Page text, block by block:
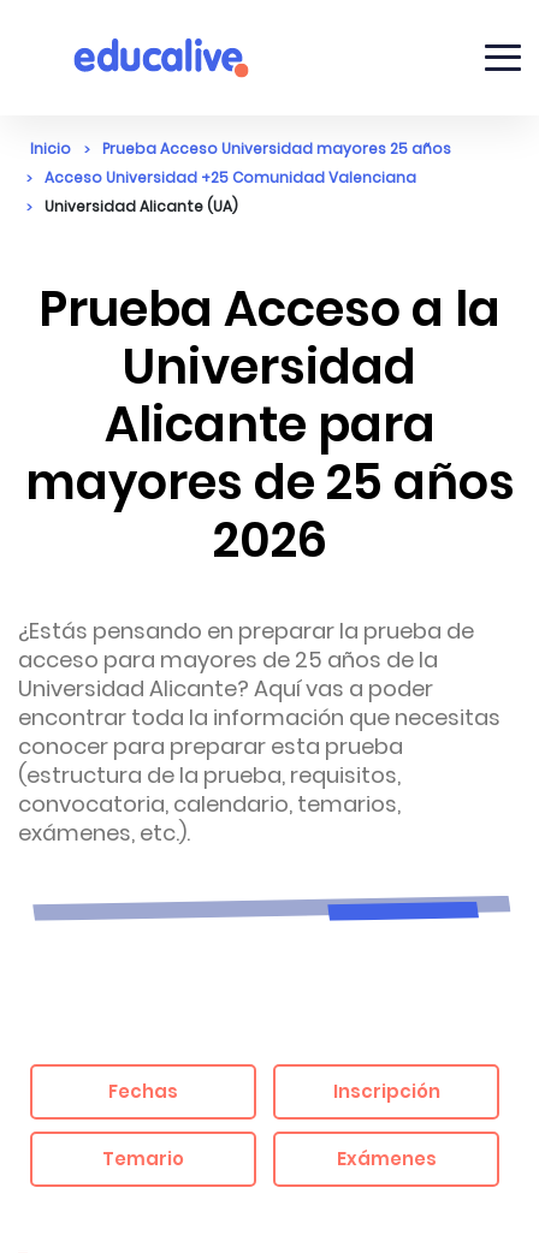
Inicio
Prueba Acceso Universidad mayores 25 años
Acceso Universidad +25 Comunidad Valenciana
Universidad Alicante (UA)
Prueba Acceso a la
Universidad
Alicante para
mayores de 25 años
2026
¿Estás pensando en preparar la prueba de
acceso para mayores de 25 años de la
Universidad Alicante? Aquí vas a poder
encontrar toda la información que necesitas
conocer para preparar esta prueba
(estructura de la prueba, requisitos,
convocatoria, calendario, temarios,
exámenes, etc.).
Fechas Inscripción
Temario Exámenes